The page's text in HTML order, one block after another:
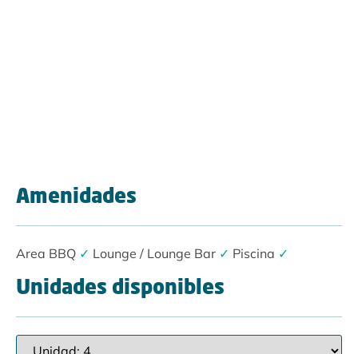
Amenidades
Area BBQ ✓ Lounge / Lounge Bar ✓ Piscina ✓
Unidades disponibles